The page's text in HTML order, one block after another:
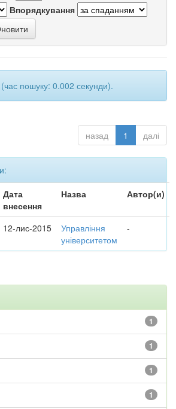
Впорядкування
(час пошуку: 0.002 секунди).
назад 1 далі
Дата
внесення
Назва Автор(и)
12-лис-2015
Управління
університетом
-
1
1
1
1